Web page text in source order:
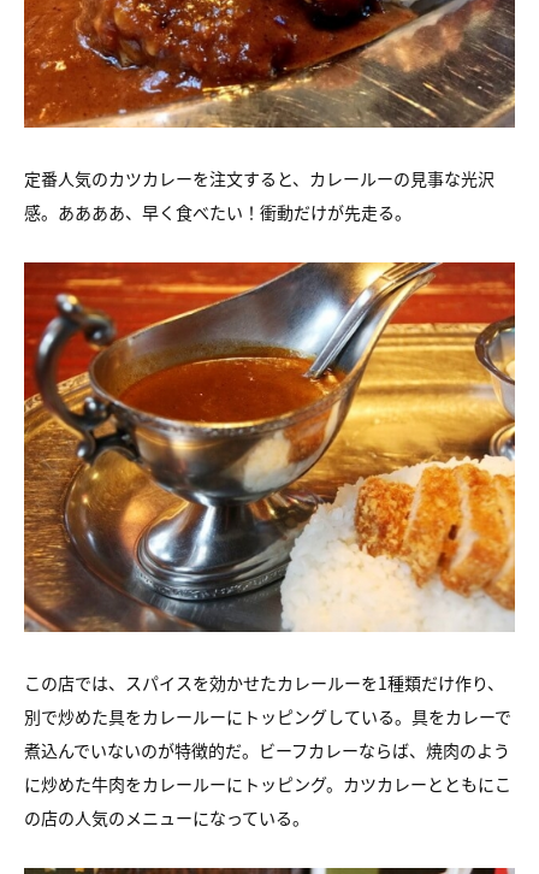
定番人気のカツカレーを注文すると、カレールーの見事な光沢
感。ああああ、早く食べたい！衝動だけが先走る。
この店では、スパイスを効かせたカレールーを1種類だけ作り、
別で炒めた具をカレールーにトッピングしている。具をカレーで
煮込んでいないのが特徴的だ。ビーフカレーならば、焼肉のよう
に炒めた牛肉をカレールーにトッピング。カツカレーとともにこ
の店の人気のメニューになっている。